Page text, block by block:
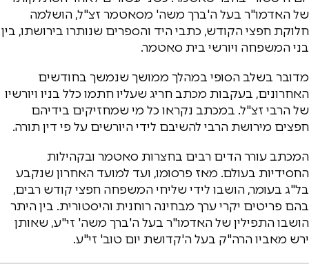
של האדמו"ר בעל ה'ברך משה' מסאטמר זצ"ל, הושלמה
חלוקת חפצי הקודש, כתבי היד והספרים שנותרו בירושתו, בין
בני המשפחה ויורשי בית סאטמר.
מדובר בשלב הסופי במהלך ממושך שנמשך בחודשים
האחרונים, בעקבות מכתב חריג שעליו חתמו כלל בניו ויורשיו
של הרבי זצ"ל. במכתב נקראו כל מי שמחזיקים בידיהם
חפצים מירושת הרבי להשיבם לידי היורשים על פי דין תורה.
המכתב עורר הדים רבים בחצרות סאטמר ובקהילות
החסידיות בעולם. מאז פרסומו, ועד למועד האחרון שנקבע
בל"ג בעומר, הושבו לידי שליחי המשפחה חפצי קודש רבים,
בהם פריטים יקרי ערך מבחינה רוחנית והיסטורית. בין היתר
הושבו התפילין של האדמו"ר בעל ה'ברך משה' זי"ע, שאותן
ירש מאביו הרה"ק בעל ה'קדושת יום טוב' זי"ע.